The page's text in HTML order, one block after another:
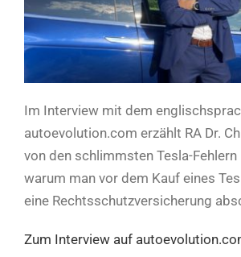
Im Interview mit dem
autoevolution.com erzählt RA Dr.
von den schlimmsten Tesla-Fehlern
warum man vor dem Kauf eines
eine Rechtsschutzversicherung
Zum Interview auf